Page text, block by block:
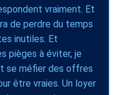
vraiment. Et
de perdre du temps
inutiles. Et
pièges à éviter, je
se méfier des offres
être vraies. Un loyer